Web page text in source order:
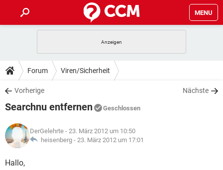
MENU
ANDROID
WINDOWS 10
WHATSAPP TIKTOK
FACEBOOK
TIPPS & TRICKS
SPIELE
WHATSAPP TIKTOK
FACEBOOK
DOWNLOADS
SPIELE STREAMING
ANDROID
WINDOWS 10 INSTAGRAM
WHATSAPP
SPIELE STREAMING
ANDROID
WINDOWS 10
LEXIKON
SPIELE
Forum Viren/Sicherheit
Vorherige Nächste
Searchnu entfernen Geschlossen
DerGelehrte - 23. März 2012 um 10:50
heisenberg - 23. März 2012 um 17:01
Hallo,